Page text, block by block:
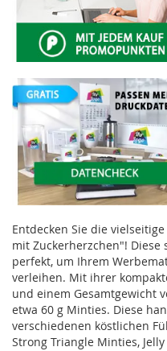
Entdecken Sie die
mit Zuckerherzchen"!
perfekt, um Ihrem
verleihen. Mit ihrer
und einem Gesamtgewicht
etwa 60 g Minties. Diese
verschiedenen köstlichen
Strong Triangle Minties,